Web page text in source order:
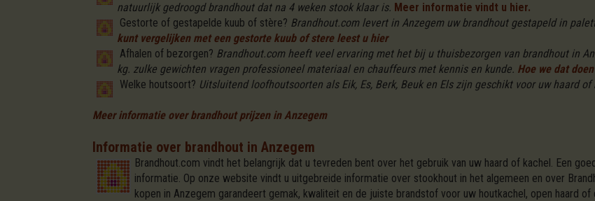
natuurlijk gedroogd brandhout dat na 4 weken stook klaar is. Meer informatie vindt u hier.
Gestorte of gestapelde kuub of stère? Brandhout.com levert in Anzegem uw brandhout gestapeld in
kunt vergelijken met een gestorte kuub of stere leest u hier
Afhalen of bezorgen? Brandhout.com heeft veel ervaring met het bij u thuisbezorgen van brandhout in
kg. zulke gewichten vragen professioneel materiaal en chauffeurs met kennis en kunde. Hoe we dat
Welke houtsoort? Uitsluitend loofhoutsoorten als Eik, Es, Berk, Beuk en Els zijn geschikt voor uw haard of
Meer informatie over brandhout prijzen in Anzegem
Informatie over brandhout in Anzegem
Brandhout.com vindt het belangrijk dat u tevreden bent over het gebruik van uw haard of kachel. Een
informatie. Op onze website vindt u uitgebreide informatie over stookhout in het algemeen en over
kopen in Anzegem garandeert gemak, kwaliteit en de juiste brandstof voor uw houtkachel, open haard